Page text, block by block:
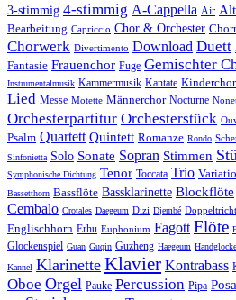
3-stimmig 4-stimmig A-Cappella Air Alt
Bearbeitung Capriccio Chor & Orchester
Chorwerk Divertimento Download Duett
Fantasie Frauenchor Fuge Gemischter
Instrumentalmusik Kammermusik Kantate Kinderchor
Lied Messe Motette Männerchor Nocturne
Orchesterpartitur Orchesterstück
Psalm Quartett Quintett Romanze Rondo
Sinfonietta Solo Sonate Sopran Stimmen
Symphonische Dichtung Tenor Toccata Trio
Bassetthorn Bassflöte Bassklarinette Blockflöte
Cembalo Crotales Daegeum Dizi Djembé
Englischhorn Erhu Euphonium Fagott Flöte
Glockenspiel Guan Guqin Guzheng Haegeum Handglocke
Kannel Klarinette Klavier Kontrabass
Oboe Orgel Pauke Percussion Pipa